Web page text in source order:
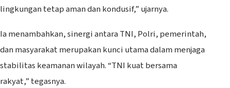
lingkungan tetap aman dan kondusif,” ujarnya.
Ia menambahkan, sinergi antara TNI, Polri, pemerintah,
dan masyarakat merupakan kunci utama dalam menjaga
stabilitas keamanan wilayah. “TNI kuat bersama
rakyat,” tegasnya.